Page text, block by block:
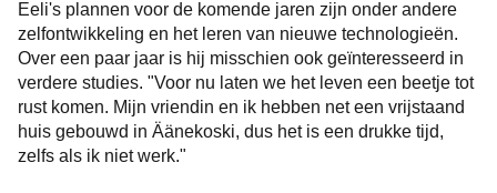
Eeli's plannen voor de komende jaren zijn onder andere
zelfontwikkeling en het leren van nieuwe technologieën.
Over een paar jaar is hij misschien ook geïnteresseerd in
verdere studies. "Voor nu laten we het leven een beetje tot
rust komen. Mijn vriendin en ik hebben net een vrijstaand
huis gebouwd in Äänekoski, dus het is een drukke tijd,
zelfs als ik niet werk."